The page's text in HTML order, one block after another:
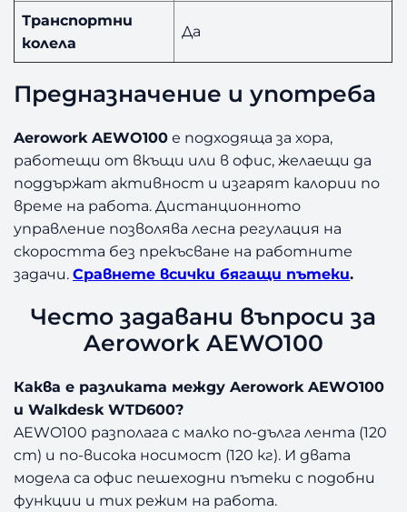
Транспортни
колела
Да
Предназначение и употреба
Aerowork AEWO100 е подходяща за хора,
работещи от вкъщи или в офис, желаещи да
поддържат активност и изгарят калории по
време на работа. Дистанционното
управление позволява лесна регулация на
скоростта без прекъсване на работните
задачи.Сравнете всички бягащи пътеки.
Често задавани въпроси за
Aerowork AEWO100
Каква е разликата между Aerowork AEWO100
и Walkdesk WTD600?
AEWO100 разполага с малко по-дълга лента (120
cm) и по-висока носимост (120 кг). И двата
модела са офис пешеходни пътеки с подобни
функции и тих режим на работа.